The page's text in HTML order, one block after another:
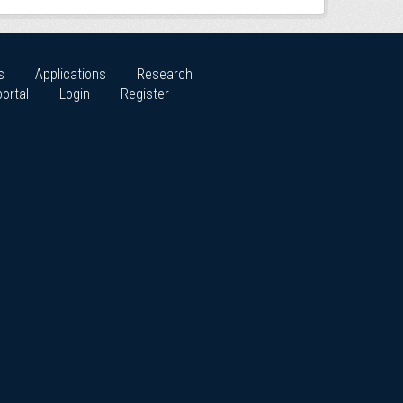
Applications
Research
Login Register